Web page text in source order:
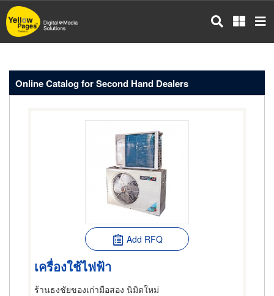
Skip
to
main
Online Catalog for Second Hand Dealers
Add RFQ
เครื่องใช้ไฟฟ้า
ร้านธงชัยของเก่ามือสอง นิมิตใหม่